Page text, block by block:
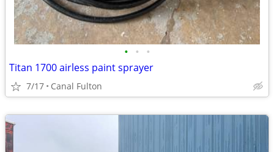
• • •
Titan 1700 airless paint sprayer
7/17 Canal Fulton